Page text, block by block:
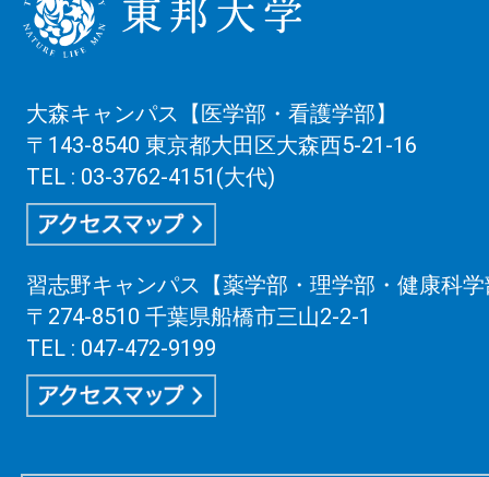
大森キャンパス【医学部・看護学部】
〒143-8540 東京都大田区大森西5-21-16
TEL : 03-3762-4151(大代)
習志野キャンパス【薬学部・理学部・健康科
〒274-8510 千葉県船橋市三山2-2-1
TEL : 047-472-9199